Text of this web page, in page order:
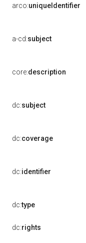
arco:uniqueIdentifier
a-cd:subject
core:description
dc:subject
dc:coverage
dc:identifier
dc:type
dc:rights